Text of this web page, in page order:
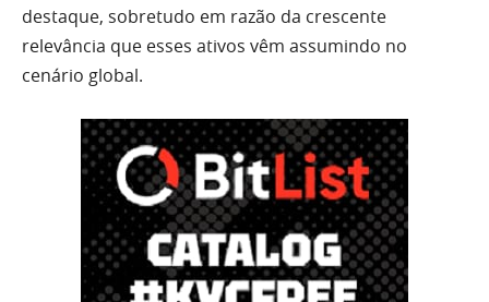
destaque, sobretudo em razão da crescente
relevância que esses ativos vêm assumindo no
cenário global.